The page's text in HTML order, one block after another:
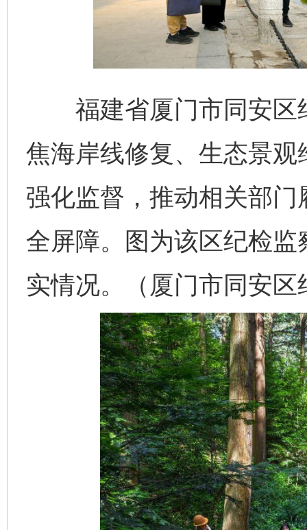
福建省厦门市同安区
焦海岸线修复、生态景
强化监督，推动相关部
全屏障。图为该区纪检
实情况。（厦门市同安